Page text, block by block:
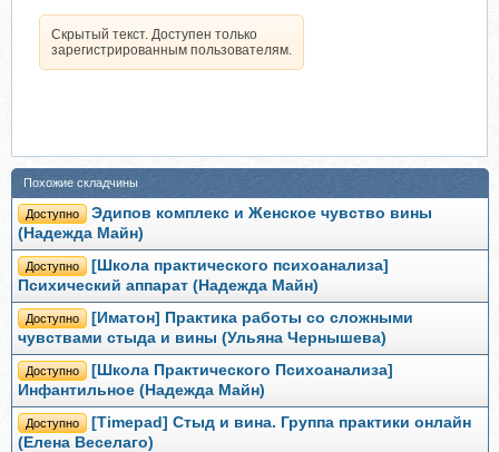
Скрытый текст. Доступен только
зарегистрированным пользователям.
Похожие складчины
Доступно
Эдипов комплекс и Женское чувство вины
(Надежда Майн)
Доступно
[Школа практического психоанализа]
Психический аппарат (Надежда Майн)
Доступно
[Иматон] Практика работы со сложными
чувствами стыда и вины (Ульяна Чернышева)
Доступно
[Школа Практического Психоанализа]
Инфантильное (Надежда Майн)
Доступно
[Timepad] Стыд и вина. Группа практики онлайн
(Елена Веселаго)